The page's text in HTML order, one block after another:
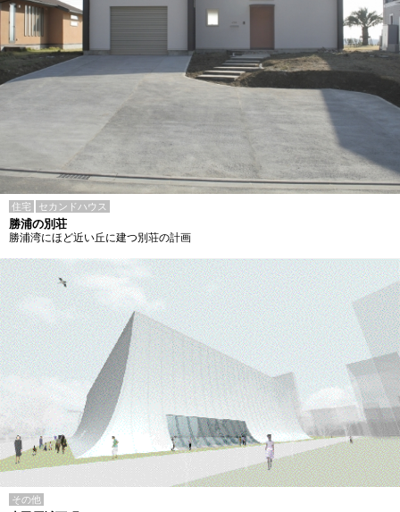
住宅 セカンドハウス
勝浦の別荘
勝浦湾にほど近い丘に建つ別荘の計画
その他